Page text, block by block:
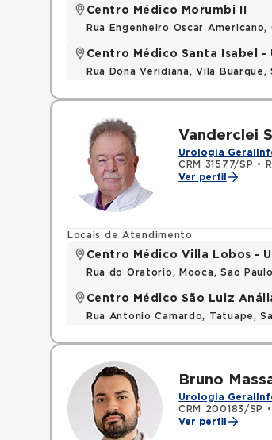
Centro Médico Morumbi II
Rua Engenheiro Oscar
Centro Médico Santa Isabel -
Rua Dona Veridiana, Vila Buarque,
Vanderclei
Urologia Geral
CRM 31577/SP •
Ver perfil
Locais de Atendimento
Centro Médico Villa Lobos -
Rua do Oratorio, Mooca, Sao
Centro Médico São Luiz
Rua Antonio Camardo, Tatuape,
Bruno
Urologia Geral
CRM 200183/SP
•
Ver perfil